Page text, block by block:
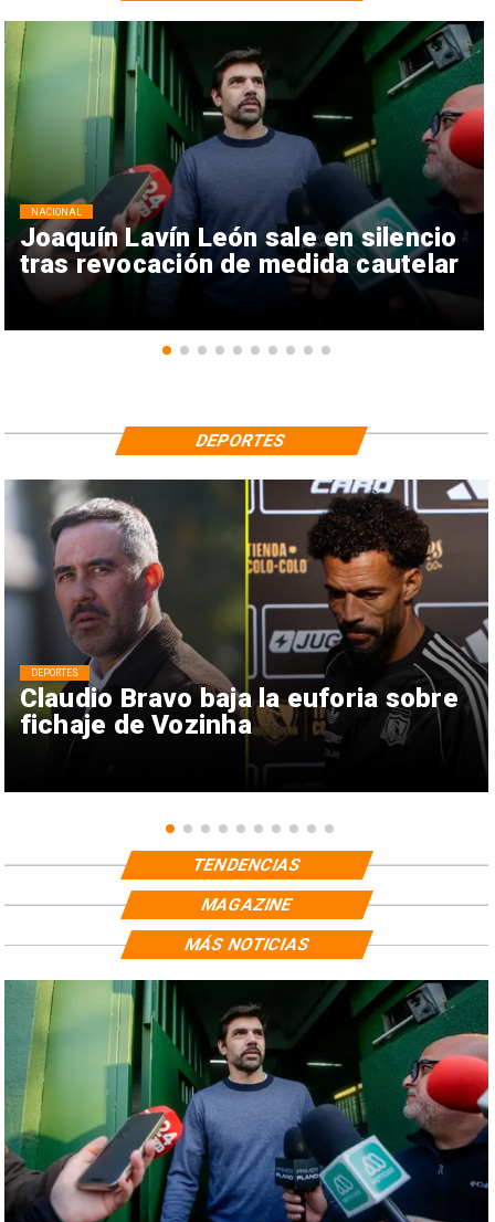
Joaquín Lavín León sale en silencio
tras revocación de medida cautelar
NACIONAL
Claudio Bravo baja la euforia sobre
fichaje de Vozinha
DEPORTES
DEPORTES
TENDENCIAS
MAGAZINE
MÁS NOTICIAS